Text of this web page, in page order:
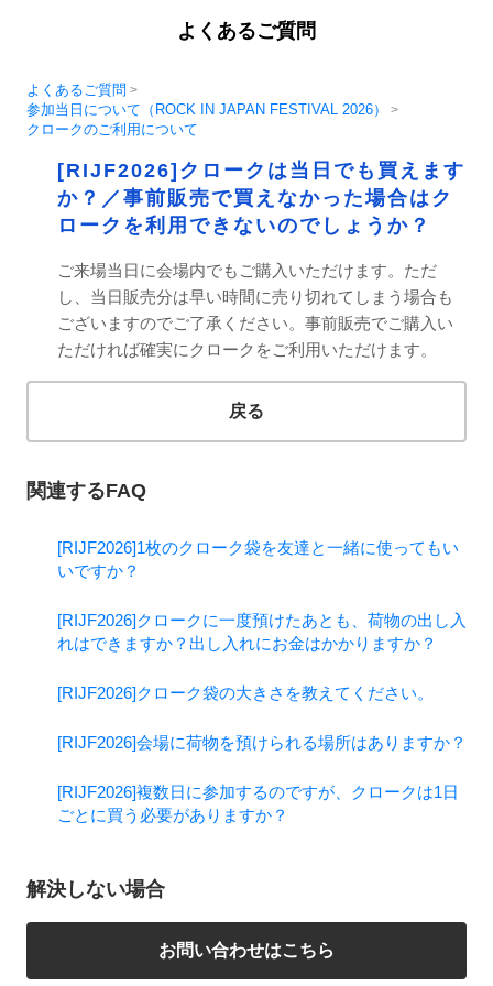
よくあるご質問
よくあるご質問 >
参加当日について（ROCK IN JAPAN FESTIVAL 2026） >
クロークのご利用について
[RIJF2026]クロークは当日でも買えます
か？／事前販売で買えなかった場合はク
ロークを利用できないのでしょうか？
ご来場当日に会場内でもご購入いただけます。ただ
し、当日販売分は早い時間に売り切れてしまう場合も
ございますのでご了承ください。事前販売でご購入い
ただければ確実にクロークをご利用いただけます。
戻る
関連するFAQ
[RIJF2026]1枚のクローク袋を友達と一緒に使ってもい
いですか？
[RIJF2026]クロークに一度預けたあとも、荷物の出し入
れはできますか？出し入れにお金はかかりますか？
[RIJF2026]クローク袋の大きさを教えてください。
[RIJF2026]会場に荷物を預けられる場所はありますか？
[RIJF2026]複数日に参加するのですが、クロークは1日
ごとに買う必要がありますか？
解決しない場合
お問い合わせはこちら